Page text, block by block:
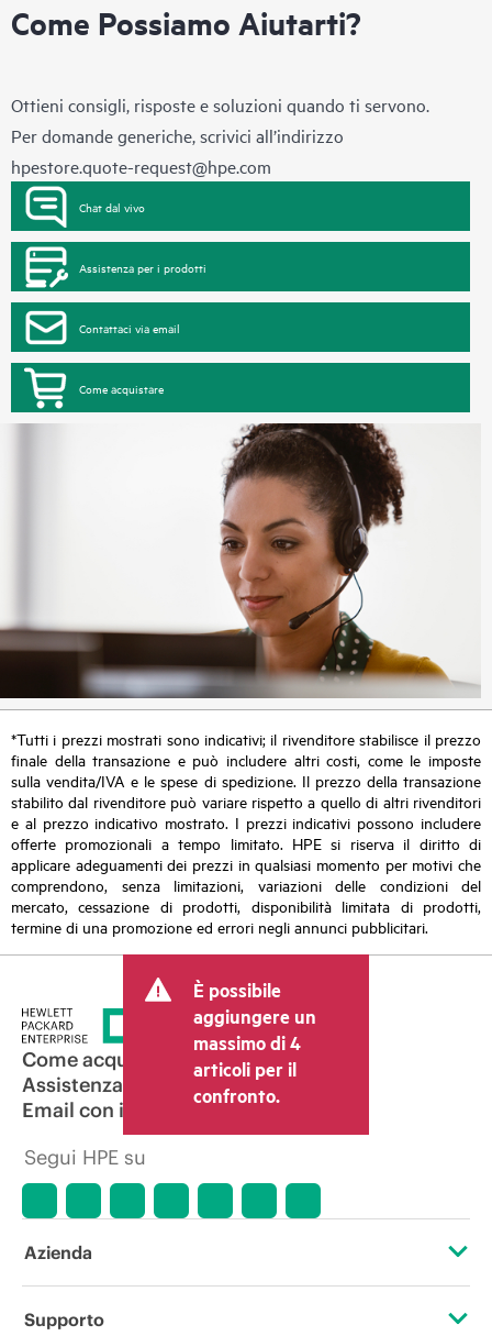
Come Possiamo Aiutarti?
Ottieni consigli, risposte e soluzioni quando ti servono.
Per domande generiche, scrivici all’indirizzo
hpestore.quote-request@hpe.com
Chat dal vivo
Assistenza per i prodotti
Contattaci via email
Come acquistare
*Tutti i prezzi mostrati sono indicativi; il rivenditore stabilisce il prezzo
finale della transazione e può includere altri costi, come le imposte
sulla vendita/IVA e le spese di spedizione. Il prezzo della transazione
stabilito dal rivenditore può variare rispetto a quello di altri rivenditori
e al prezzo indicativo mostrato. I prezzi indicativi possono includere
offerte promozionali a tempo limitato. HPE si riserva il diritto di
applicare adeguamenti dei prezzi in qualsiasi momento per motivi che
comprendono, senza limitazioni, variazioni delle condizioni del
mercato, cessazione di prodotti, disponibilità limitata di prodotti,
termine di una promozione ed errori negli annunci pubblicitari.
È possibile
aggiungere un
massimo di 4
articoli per il
confronto.
Come acquistare
Assistenza per i prodotti
Email con il commerciale
Segui HPE su
Azienda
Informazioni su HPE
Supporto